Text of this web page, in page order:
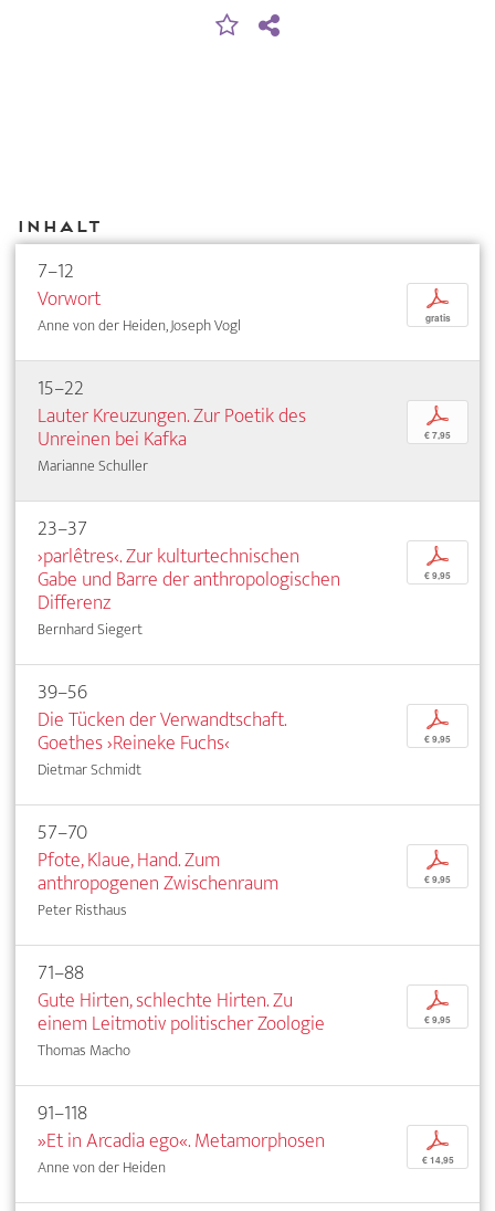
Inhalt
7–12
Vorwort
Anne von der Heiden, Joseph Vogl
p
gratis
15–22
Lauter Kreuzungen. Zur Poetik des
Unreinen bei Kafka
Marianne Schuller
p
€ 7,95
23–37
›parlêtres‹. Zur kulturtechnischen
Gabe und Barre der anthropologischen
Differenz
Bernhard Siegert
p
€ 9,95
39–56
Die Tücken der Verwandtschaft.
Goethes ›Reineke Fuchs‹
Dietmar Schmidt
p
€ 9,95
57–70
Pfote, Klaue, Hand. Zum
anthropogenen Zwischenraum
Peter Risthaus
p
€ 9,95
71–88
Gute Hirten, schlechte Hirten. Zu
einem Leitmotiv politischer Zoologie
Thomas Macho
p
€ 9,95
91–118
»Et in Arcadia ego«. Metamorphosen
Anne von der Heiden
p
€ 14,95